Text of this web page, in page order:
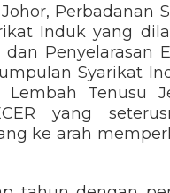
Perbadanan
Induk yang
Penyelarasan
Syarikat
Tenusu
yang
ke arah